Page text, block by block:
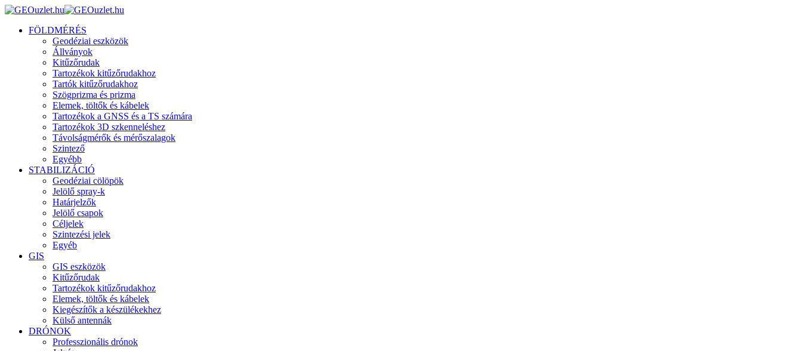
FÖLDMÉRÉS
Geodéziai eszközök
Állványok
Kitűzőrudak
Tartozékok kitűzőrudakhoz
Tartók kitűzőrudakhoz
Szögprizma és prizma
Elemek, töltők és kábelek
Tartozékok a GNSS és a TS számára
Tartozékok 3D szkenneléshez
Távolságmérők és mérőszalagok
Szintező
Egyébb
STABILIZÁCIÓ
Geodéziai cölöpök
Jelölő spray-k
Határjelzők
Jelölő csapok
Céljelek
Szintezési jelek
Egyéb
GIS
GIS eszközök
Kitűzőrudak
Tartozékok kitűzőrudakhoz
Elemek, töltők és kábelek
Kiegészítők a készülékekhez
Külső antennák
DRÓNOK
Professzionális drónok